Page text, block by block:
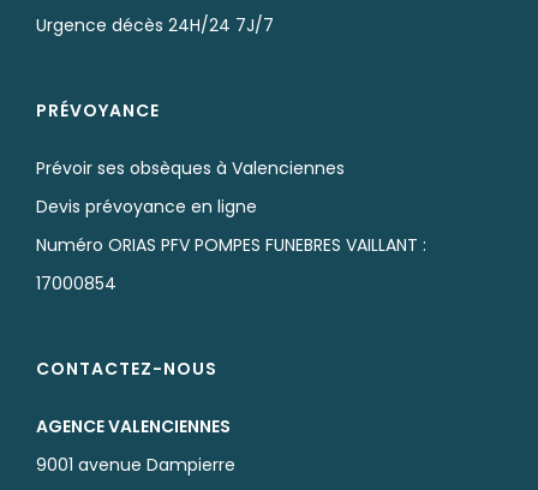
Urgence décès 24H/24 7J/7
PRÉVOYANCE
Prévoir ses obsèques à Valenciennes
Devis prévoyance en ligne
Numéro ORIAS PFV POMPES FUNEBRES VAILLANT :
17000854
CONTACTEZ-NOUS
AGENCE VALENCIENNES
9001 avenue Dampierre